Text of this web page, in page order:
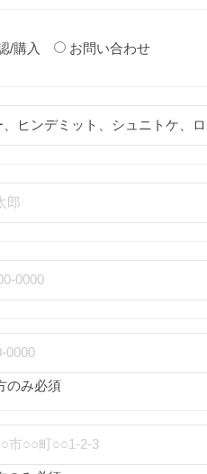
/購入
お問い合わせ
のみ必須